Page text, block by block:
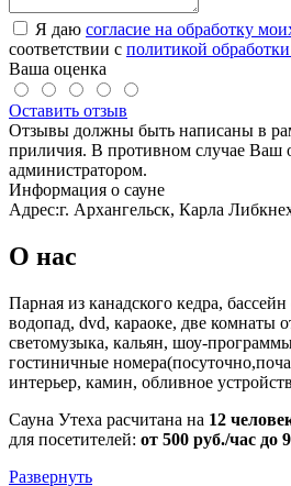
Я даю согласие на обработку
соответствии с политикой
Ваша оценка
Оставить отзыв
Отзывы должны быть написаны в
приличия. В противном случае Ваш
администратором.
Информация о сауне
Адрес:г. Архангельск, Карла
О нас
Парная из канадского кедра,
водопад, dvd, караоке, две комнаты
светомузыка, кальян, шоу-
гостиничные
интерьер, камин, обливное
Сауна Утеха расчитана на 12
для посетителей: от 500 руб./час до
Развернуть